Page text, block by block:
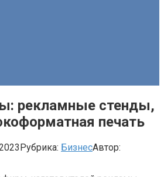
рекламные стенды,
печать
Рубрика: БизнесАвтор: